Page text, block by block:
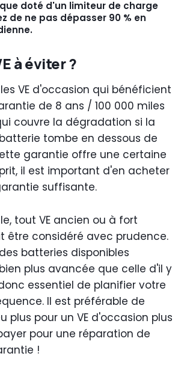
doté d'un limiteur de charge
de ne pas dépasser 90 % en
à éviter ?
VE d'occasion qui bénéficient
de 8 ans / 100 000 miles
couvre la dégradation si la
tombe en dessous de
garantie offre une certaine
il est important d'en acheter
suffisante.
tout VE ancien ou à fort
être considéré avec prudence.
batteries disponibles
plus avancée que celle d'il y
essentiel de planifier votre
Il est préférable de
plus pour un VE d'occasion plus
pour une réparation de
!